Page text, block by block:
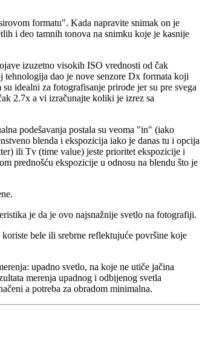
formatu". Kada napravite snimak on je
i deo tamnih tonova na snimku koje je kasnije
izuzetno visokih ISO vrednosti od čak
dao je nove senzore Dx formata koji
idealni za fotografisanje prirode jer su pre svega
2.7x a vi izračunajte koliki je izrez sa
podešavanja postala su veoma "in" (iako
blenda i ekspozicija iako je danas tu i opcija
ili Tv (time value) jeste prioritet ekspozicije i
prednošću ekspozicije u odnosu na blendu što je
je da je ovo najsnažnije svetlo na fotografiji.
bele ili srebrne reflektujuće površine koje
upadno svetlo, na koje ne utiče jačina
merenja upadnog i odbijenog svetla
a potreba za obradom minimalna.